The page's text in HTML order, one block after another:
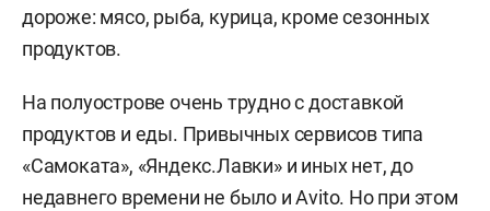
дороже: мясо, рыба, курица, кроме сезонных
продуктов.
На полуострове очень трудно с доставкой
продуктов и еды. Привычных сервисов типа
«Самоката», «Яндекс.Лавки» и иных нет, до
недавнего времени не было и Avito. Но при этом